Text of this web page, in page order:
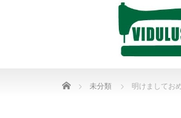
Home 未分類 明けましてお